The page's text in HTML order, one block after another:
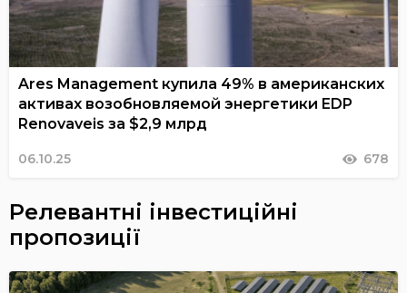
Ares Management купила 49% в американских
активах возобновляемой энергетики EDP
Renovaveis за $2,9 млрд
06.10.25 678
Релевантні інвестиційні
пропозиції